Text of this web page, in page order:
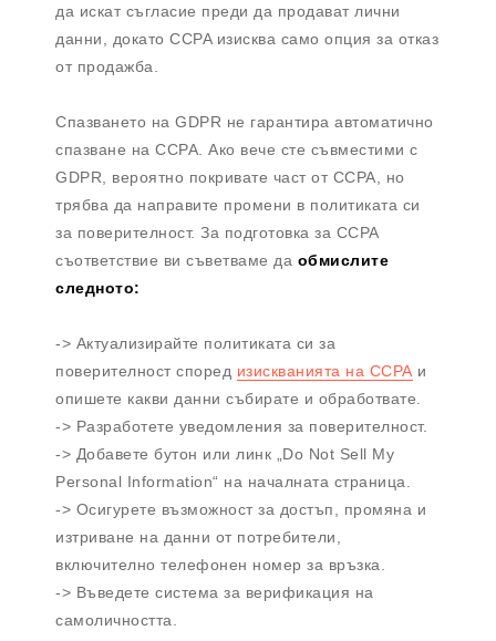
да искат съгласие преди да продават лични
данни, докато CCPA изисква само опция за отказ
от продажба.
Спазването на GDPR не гарантира автоматично
спазване на CCPA. Ако вече сте съвместими с
GDPR, вероятно покривате част от CCPA, но
трябва да направите промени в политиката си
за поверителност. За подготовка за CCPA
съответствие ви съветваме да обмислите
следното:
-> Актуализирайте политиката си за
поверителност според изискванията на CCPA и
опишете какви данни събирате и обработвате.
-> Разработете уведомления за поверителност.
-> Добавете бутон или линк „Do Not Sell My
Personal Information“ на началната страница.
-> Осигурете възможност за достъп, промяна и
изтриване на данни от потребители,
включително телефонен номер за връзка.
-> Въведете система за верификация на
самоличността.